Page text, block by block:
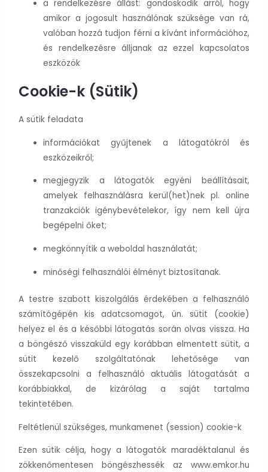
a rendelkezésre állást: gondoskodik arról, hogy
amikor a jogosult használónak szüksége van rá,
valóban hozzá tudjon férni a kívánt információhoz,
és rendelkezésre álljanak az ezzel kapcsolatos
eszközök
Cookie-k (Sütik)
A sütik feladata
információkat gyűjtenek a látogatókról és
eszközeikről;
megjegyzik a látogatók egyéni beállításait,
amelyek felhasználásra kerül(het)nek pl. online
tranzakciók igénybevételekor, így nem kell újra
begépelni őket;
megkönnyítik a weboldal használatát;
minőségi felhasználói élményt biztosítanak.
A testre szabott kiszolgálás érdekében a felhasználó
számítógépén kis adatcsomagot, ún. sütit (cookie)
helyez el és a későbbi látogatás során olvas vissza. Ha
a böngésző visszaküld egy korábban elmentett sütit, a
sütit kezelő szolgáltatónak lehetősége van
összekapcsolni a felhasználó aktuális látogatását a
korábbiakkal, de kizárólag a saját tartalma
tekintetében.
Feltétlenül szükséges, munkamenet (session) cookie-k
Ezen sütik célja, hogy a látogatók maradéktalanul és
zökkenőmentesen böngészhessék az www.emkor.hu